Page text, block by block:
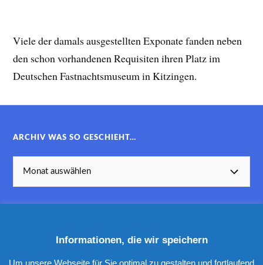
Viele der damals ausgestellten Exponate fanden neben
den schon vorhandenen Requisiten ihren Platz im
Deutschen Fastnachtsmuseum in Kitzingen.
ARCHIV WAS SO GESCHIEHT…
KATEGORIEN
Informationen, die wir speichern
Um unsere Webseite für Sie optimal zu gestalten und fortlaufend